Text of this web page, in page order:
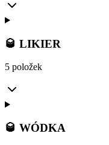
🥃 LIKIER
5 položek
🥃 WÓDKA